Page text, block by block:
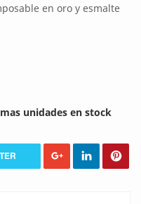
en oro y esmalte
unidades en stock